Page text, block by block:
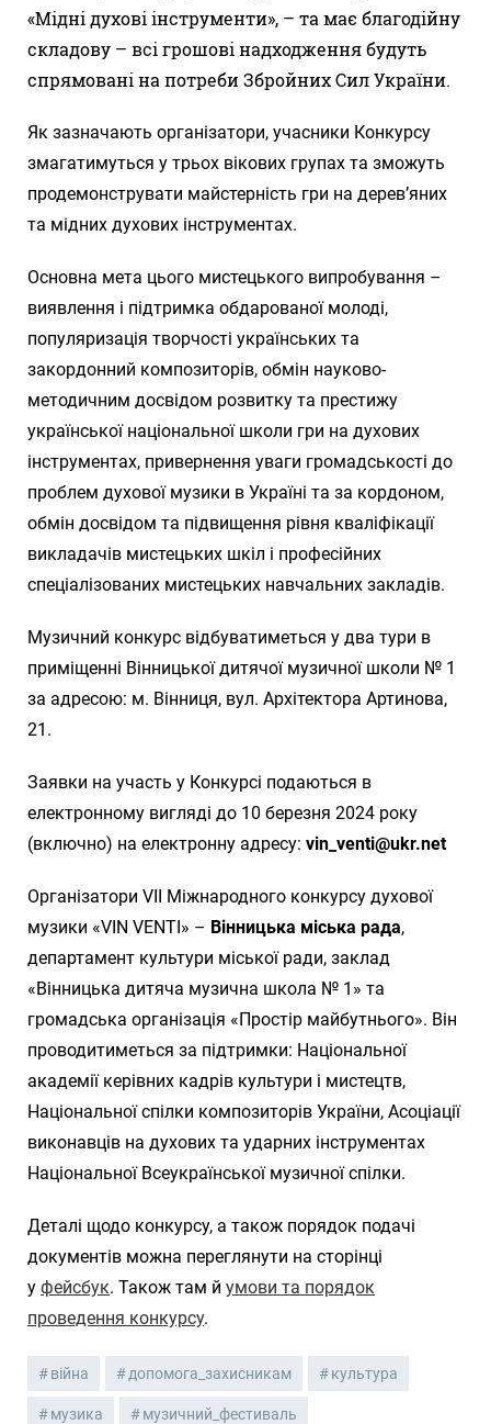
«Мідні духові інструменти», – та має благодійну
складову – всі грошові надходження будуть
спрямовані на потреби Збройних Сил України.
Як зазначають організатори, учасники Конкурсу
змагатимуться у трьох вікових групах та зможуть
продемонструвати майстерність гри на дерев’яних
та мідних духових інструментах.
Основна мета цього мистецького випробування –
виявлення і підтримка обдарованої молоді,
популяризація творчості українських та
закордонний композиторів, обмін науково-
методичним досвідом розвитку та престижу
української національної школи гри на духових
інструментах, привернення уваги громадськості до
проблем духової музики в Україні та за кордоном,
обмін досвідом та підвищення рівня кваліфікації
викладачів мистецьких шкіл і професійних
спеціалізованих мистецьких навчальних закладів.
Музичний конкурс відбуватиметься у два тури в
приміщенні Вінницької дитячої музичної школи № 1
за адресою: м. Вінниця, вул. Архітектора Артинова,
21.
Заявки на участь у Конкурсі подаються в
електронному вигляді до 10 березня 2024 року
(включно) на електронну адресу: vin_venti@ukr.net
Організатори VII Міжнародного конкурсу духової
музики «VIN VENTI» – Вінницька міська рада,
департамент культури міської ради, заклад
«Вінницька дитяча музична школа № 1» та
громадська організація «Простір майбутнього». Він
проводитиметься за підтримки: Національної
академії керівних кадрів культури і мистецтв,
Національної спілки композиторів України, Асоціації
виконавців на духових та ударних інструментах
Національної Всеукраїнської музичної спілки.
Деталі щодо конкурсу, а також порядок подачі
документів можна переглянути на сторінці
у фейсбук. Також там й умови та порядок
проведення конкурсу.
війна допомога_захисникам культура
музика музичний_фестиваль